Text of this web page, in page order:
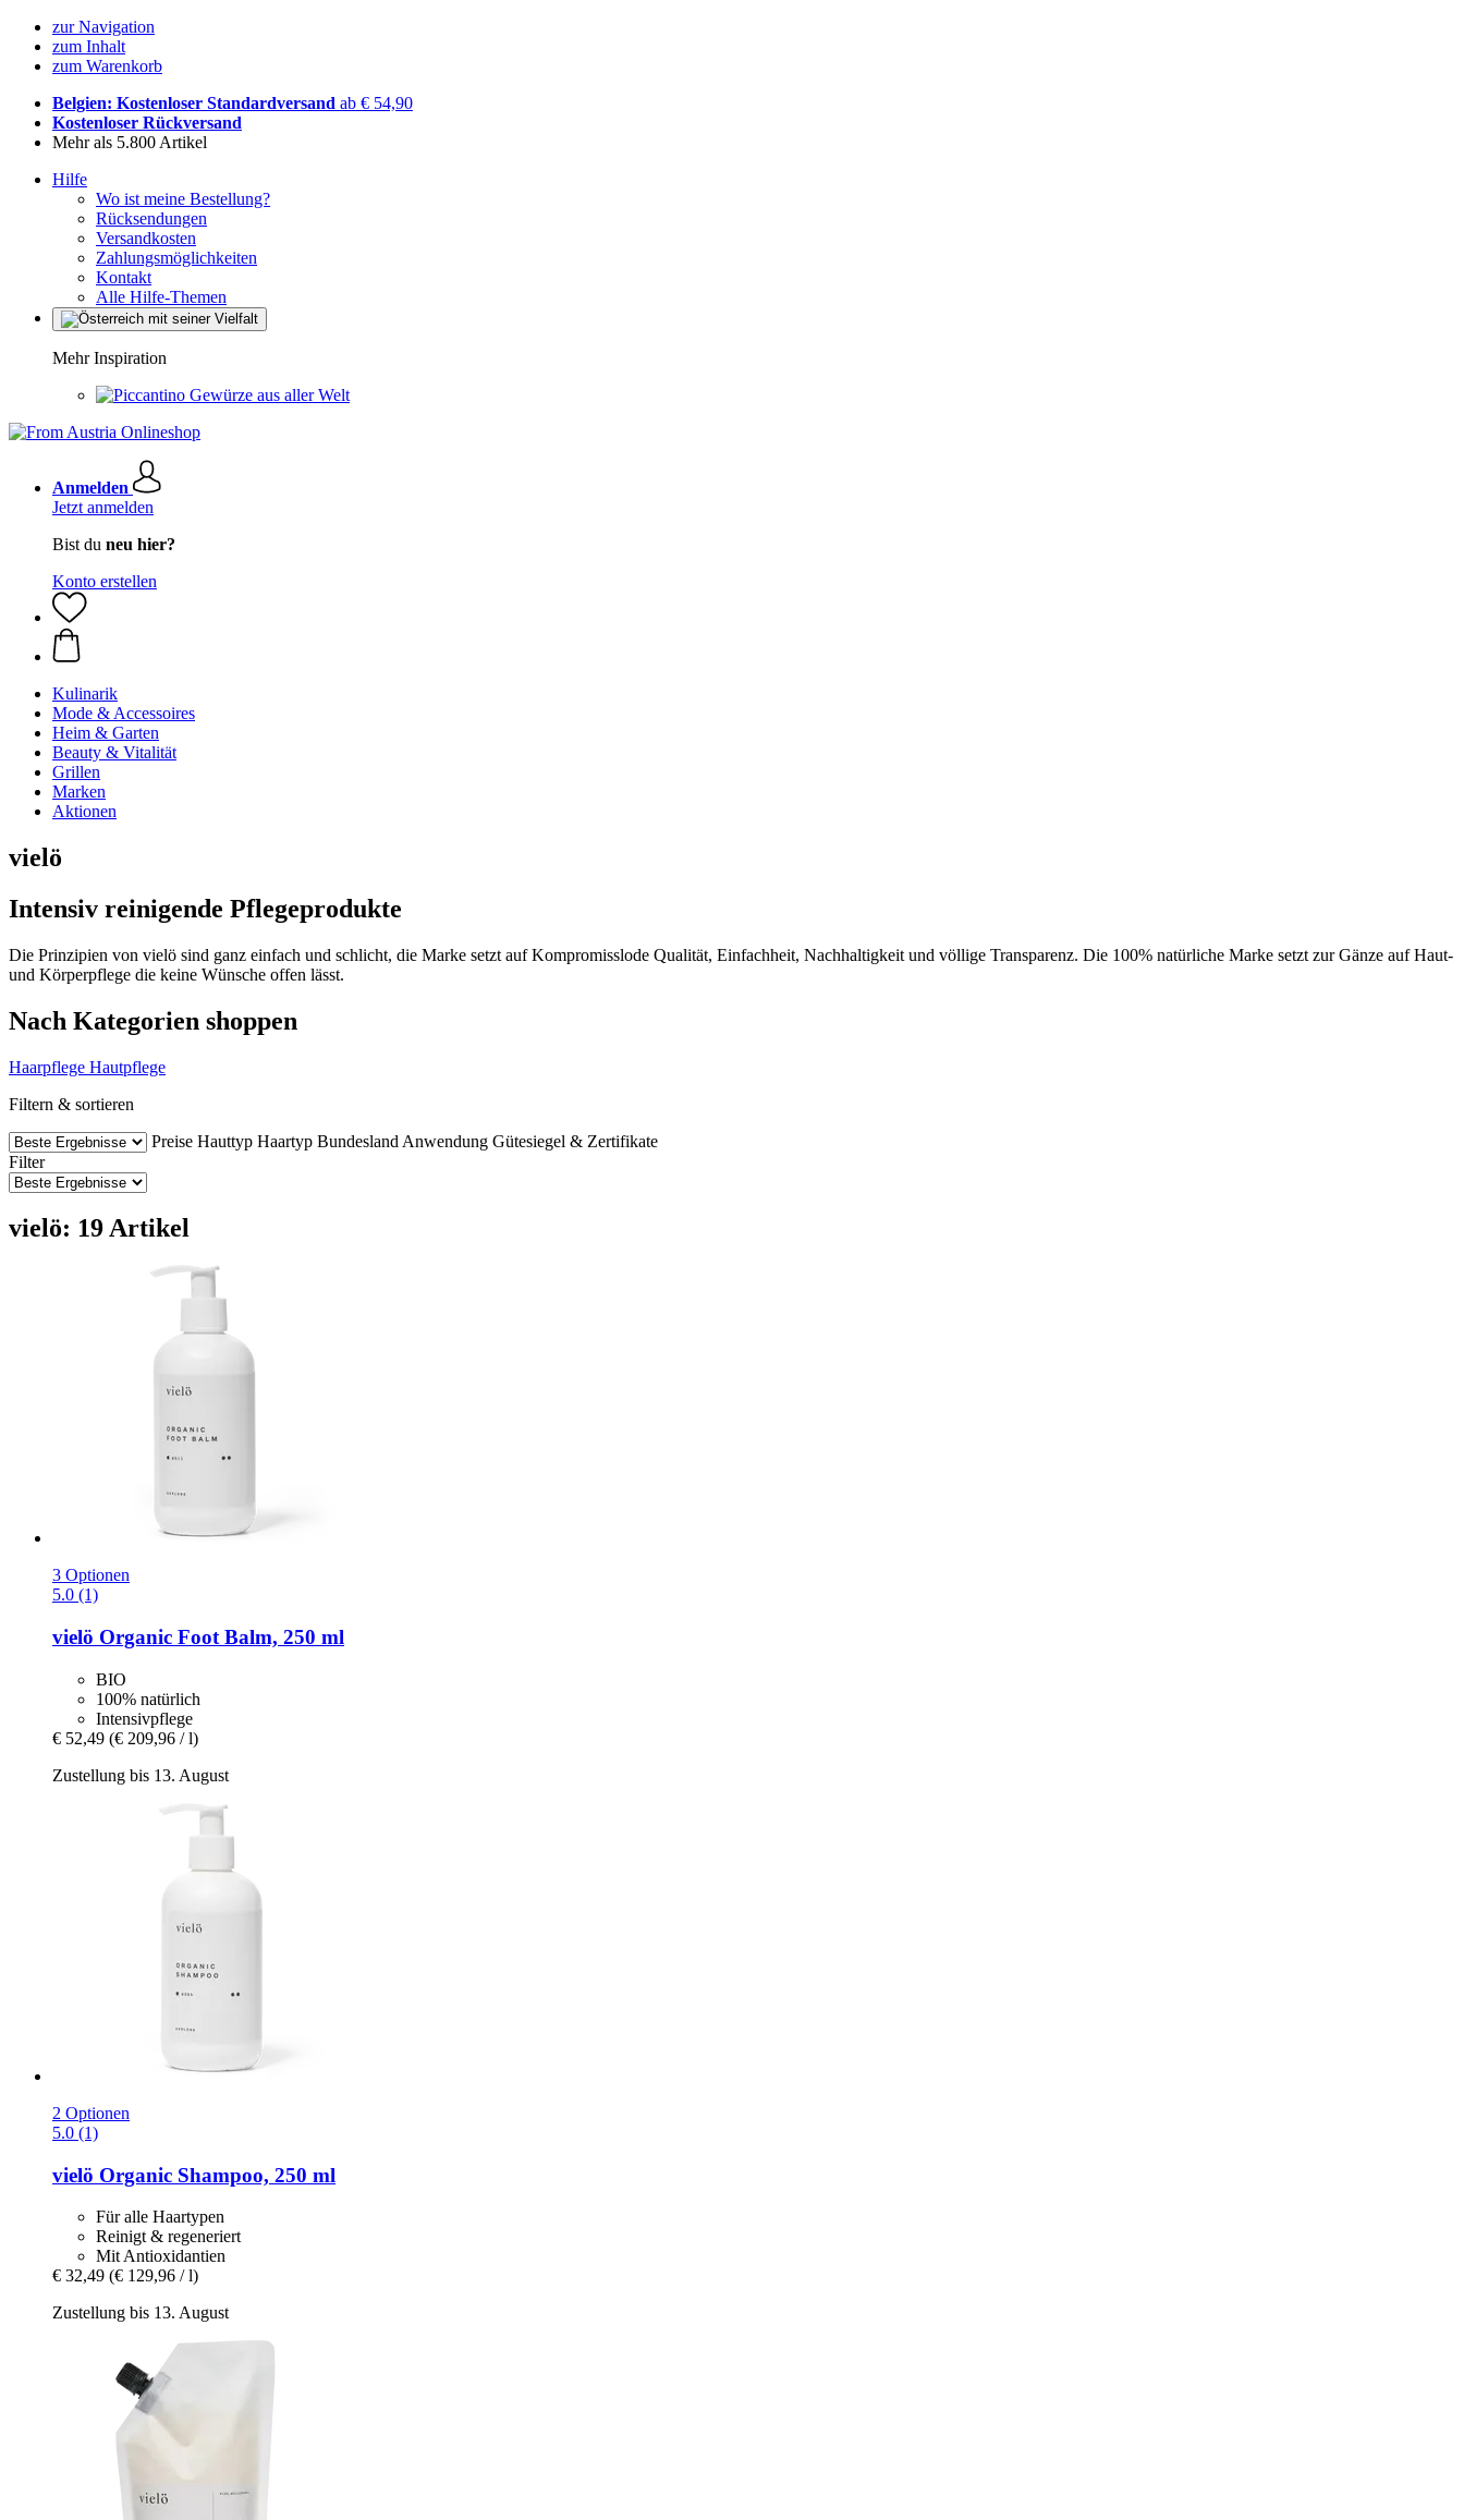
zur Navigation
zum Inhalt
zum Warenkorb
Belgien: Kostenloser Standardversand ab € 54,90
Kostenloser Rückversand
Mehr als 5.800 Artikel
Hilfe
Wo ist meine Bestellung?
Rücksendungen
Versandkosten
Zahlungsmöglichkeiten
Kontakt
Alle Hilfe-Themen
Mehr Inspiration
Gewürze aus aller Welt
Anmelden
Jetzt anmelden
Bist du neu hier?
Konto erstellen
Kulinarik
Mode & Accessoires
Heim & Garten
Beauty & Vitalität
Grillen
Marken
Aktionen
vielö
Intensiv reinigende Pflegeprodukte
Die Prinzipien von vielö sind ganz einfach und schlicht, die Marke setzt auf Kompromisslode Qualität, Einfachheit, Nachhaltigkeit und völlige Transparenz. Die 100% natürliche Marke setzt zur Gänze auf Haut-
und Körperpflege die keine Wünsche offen lässt.
Nach Kategorien shoppen
Haarpflege Hautpflege
Filtern & sortieren
Preise Hauttyp Haartyp Bundesland Anwendung Gütesiegel & Zertifikate
Filter
vielö: 19 Artikel
3 Optionen
5.0 (1)
vielö Organic Foot Balm, 250 ml
BIO
100% natürlich
Intensivpflege
€ 52,49 (€ 209,96 / l)
Zustellung bis 13. August
2 Optionen
5.0 (1)
vielö Organic Shampoo, 250 ml
Für alle Haartypen
Reinigt & regeneriert
Mit Antioxidantien
€ 32,49 (€ 129,96 / l)
Zustellung bis 13. August